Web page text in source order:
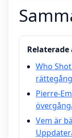
Who
Pierre-
Vem är